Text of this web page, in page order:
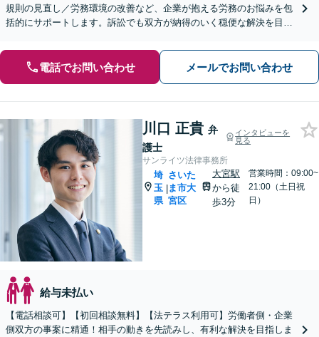
規則の見直し／労務環境の改善など、企業が抱える労務のお悩みを包
括的にサポートします。訴訟でも双方が納得のいく穏便な解決を目指
電話でお問い合わせ メールでお問い合わせ
川口 正貴 弁
護士
インタビューを
見る
サンライツ法律事務所
埼
玉
県
|
さいた
ま市大
宮区
大宮駅
から徒
歩3分
営業時間：09:00~
21:00（土日祝
日）
給与未払い
【電話相談可】【初回相談無料】【法テラス利用可】労働者側・企業
側双方の事案に精通！相手の動きを先読みし、有利な解決を目指しま